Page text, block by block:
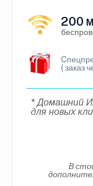
200
( заказ
* Домашний
для новых
В